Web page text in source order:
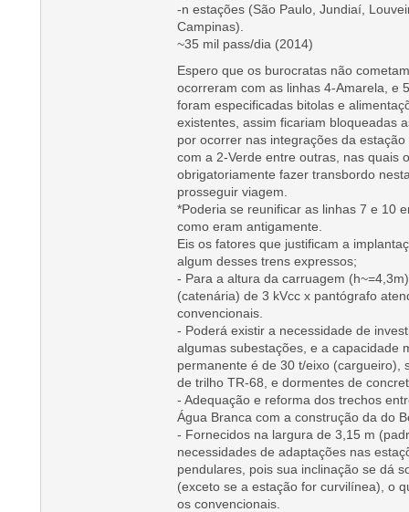
-n estações (São Paulo, Jundiaí,
Campinas).
~35 mil pass/dia (2014)
Espero que os burocratas não
ocorreram com as linhas 4-Amarela, e
foram especificadas bitolas e
existentes, assim ficariam bloqueadas
por ocorrer nas integrações da
com a 2-Verde entre outras, nas quais
obrigatoriamente fazer transbordo
prosseguir viagem.
*Poderia se reunificar as linhas 7 e 10
como eram antigamente.
Eis os fatores que justificam a
algum desses trens expressos;
- Para a altura da carruagem
(catenária) de 3 kVcc x pantógrafo
convencionais.
- Poderá existir a necessidade de
algumas subestações, e a capacidade
permanente é de 30 t/eixo (cargueiro),
de trilho TR-68, e dormentes de
- Adequação e reforma dos trechos
Água Branca com a construção da do
- Fornecidos na largura de 3,15 m
necessidades de adaptações nas
pendulares, pois sua inclinação se dá
(exceto se a estação for curvilínea), o
os convencionais.